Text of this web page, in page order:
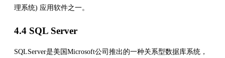
理系统) 应用软件之一。
4.4 SQL Server
SQLServer是美国Microsoft公司推出的一种关系型数据库系统，